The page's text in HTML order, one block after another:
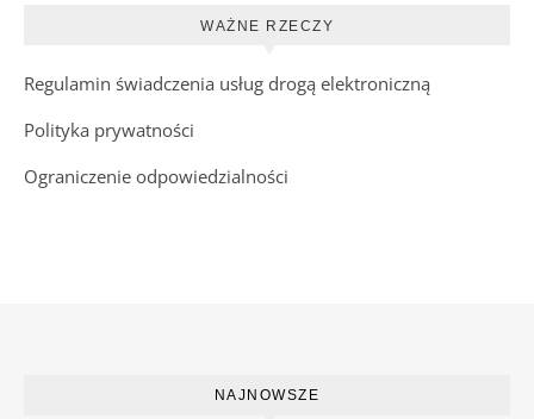
WAŻNE RZECZY
Regulamin świadczenia usług drogą elektroniczną
Polityka prywatności
Ograniczenie odpowiedzialności
NAJNOWSZE